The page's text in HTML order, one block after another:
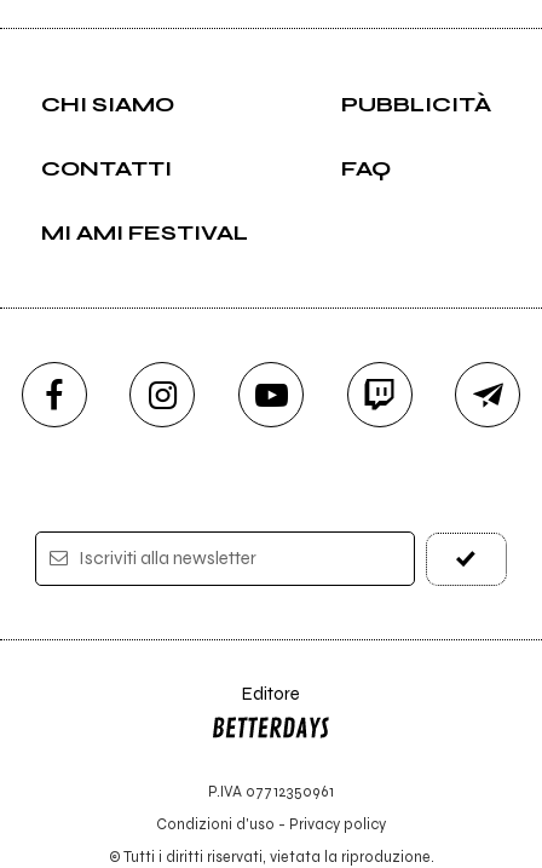
CHI SIAMO PUBBLICITÀ
CONTATTI FAQ
MI AMI FESTIVAL
Iscriviti alla newsletter
Editore
P.IVA 07712350961
Condizioni d'uso - Privacy policy
© Tutti i diritti riservati, vietata la riproduzione.